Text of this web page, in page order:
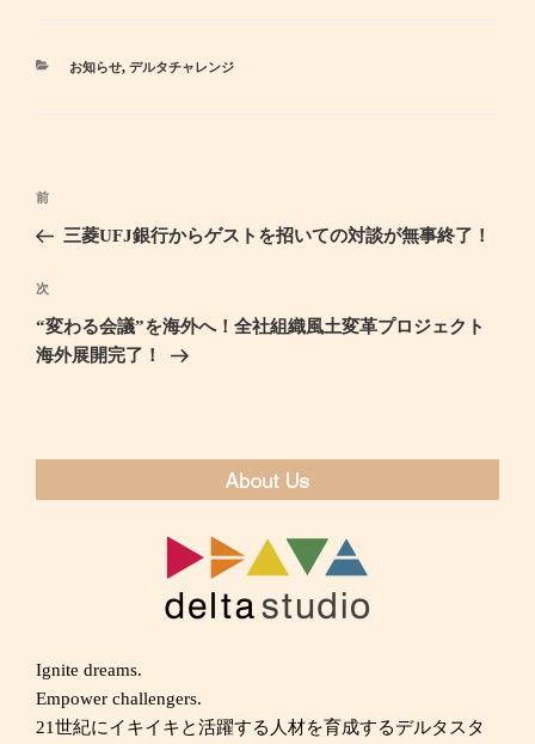
カ
お知らせ, デルタチャレンジ
投
ビ
ゲ
ー
過
去
投
稿
前
三菱UFJ銀行からゲストを招いての対談が無事終了！
次
の
投
次
“変わる会議”を海外へ！全社組織風土変革プロジェクト
海外展開完了！
Ignite dreams.
Empower challengers.
21世紀にイキイキと活躍する人材を育成するデルタスタ